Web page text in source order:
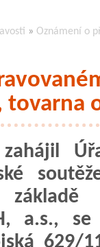
» Oznámení o
tovarna
a.s., se
629/